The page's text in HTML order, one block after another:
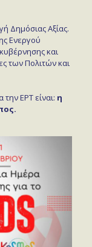
Δημόσιας Αξίας.
Ενεργού
και
των Πολιτών και
ΕΡΤ είναι: η